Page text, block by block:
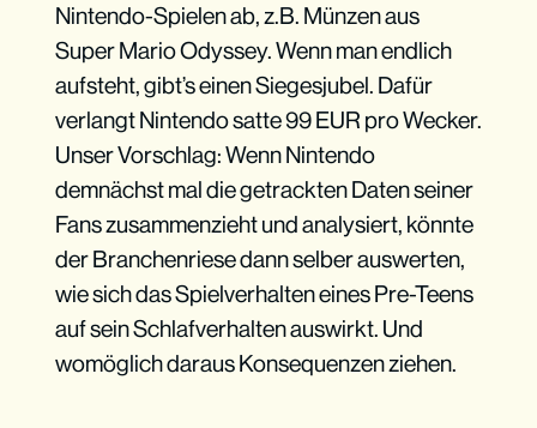
Nintendo-Spielen ab, z.B. Münzen aus
Super Mario Odyssey. Wenn man endlich
aufsteht, gibt’s einen Siegesjubel. Dafür
verlangt Nintendo satte 99 EUR pro Wecker.
Unser Vorschlag: Wenn Nintendo
demnächst mal die getrackten Daten seiner
Fans zusammenzieht und analysiert, könnte
der Branchenriese dann selber auswerten,
wie sich das Spielverhalten eines Pre-Teens
auf sein Schlafverhalten auswirkt. Und
womöglich daraus Konsequenzen ziehen.